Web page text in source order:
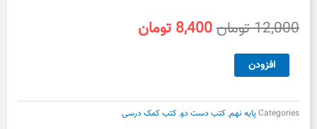
12,000تومانقیمت
8,400 تومان
کار
نهم
افزودن
Categoriesپایه نهم,کتب دست دو,کتب کمک درسی